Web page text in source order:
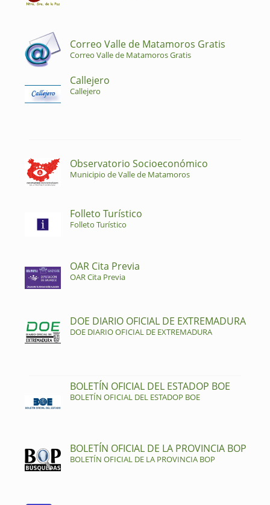
Correo Valle de Matamoros Gratis
Correo Valle de Matamoros Gratis
Callejero
Callejero
Observatorio Socioeconómico
Municipio de Valle de Matamoros
Folleto Turístico
Folleto Turístico
OAR Cita Previa
OAR Cita Previa
DOE DIARIO OFICIAL DE EXTREMADURA
DOE DIARIO OFICIAL DE EXTREMADURA
BOLETÍN OFICIAL DEL ESTADOP BOE
BOLETÍN OFICIAL DEL ESTADOP BOE
BOLETÍN OFICIAL DE LA PROVINCIA BOP
BOLETÍN OFICIAL DE LA PROVINCIA BOP